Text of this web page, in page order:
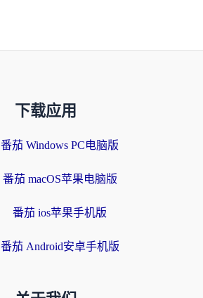
下载应用
番茄 Windows PC电脑版
番茄 macOS苹果电脑版
番茄 ios苹果手机版
番茄 Android安卓手机版